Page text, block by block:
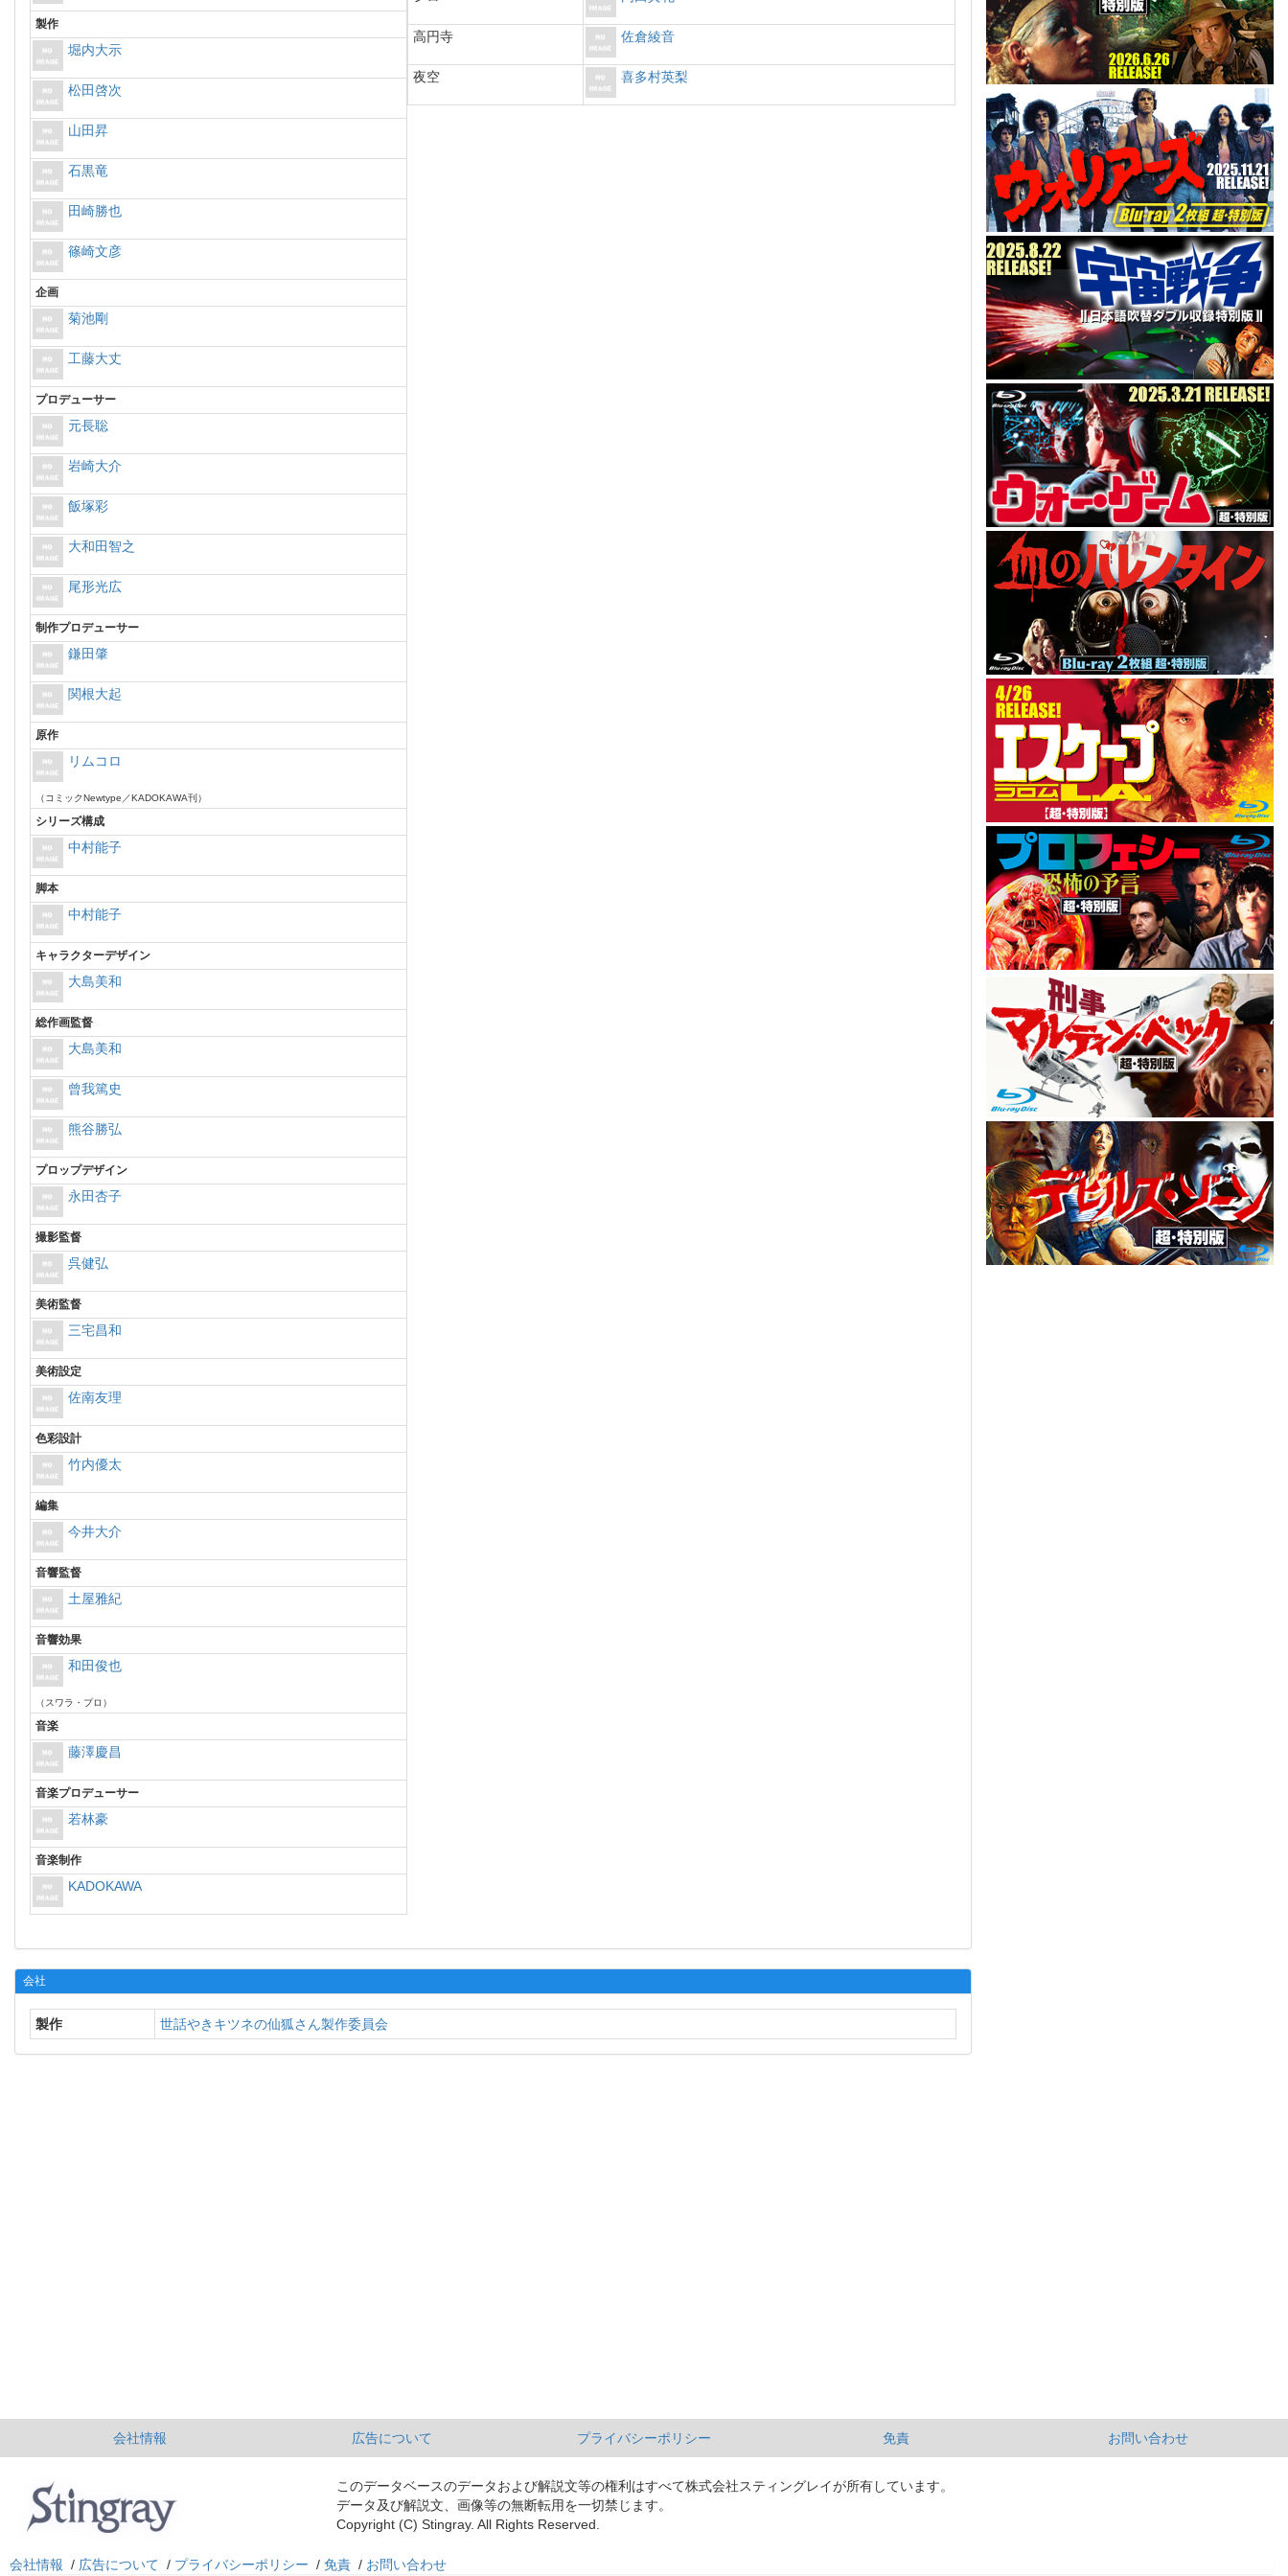
製作
堀内大示
松田啓次
山田昇
石黒竜
田崎勝也
篠崎文彦
企画
菊池剛
工藤大丈
プロデューサー
元長聡
岩崎大介
飯塚彩
大和田智之
尾形光広
制作プロデューサー
鎌田肇
関根大起
原作
リムコロ
（コミックNewtype／KADOKAWA刊）
シリーズ構成
中村能子
脚本
中村能子
キャラクターデザイン
大島美和
総作画監督
大島美和
曾我篤史
熊谷勝弘
プロップデザイン
永田杏子
撮影監督
呉健弘
美術監督
三宅昌和
美術設定
佐南友理
色彩設計
竹内優太
編集
今井大介
音響監督
土屋雅紀
音響効果
和田俊也
（スワラ・プロ）
音楽
藤澤慶昌
音楽プロデューサー
若林豪
音楽制作
KADOKAWA
高円寺 佐倉綾音
夜空 喜多村英梨
会社
製作 世話やきキツネの仙狐さん製作委員会
会社情報 広告について プライバシーポリシー 免責 お問い合わせ
このデータベースのデータおよび解説文等の権利はすべて株式会社スティングレイが所有しています。
データ及び解説文、画像等の無断転用を一切禁じます。
Copyright (C) Stingray. All Rights Reserved.
会社情報 / 広告について / プライバシーポリシー / 免責 / お問い合わせ